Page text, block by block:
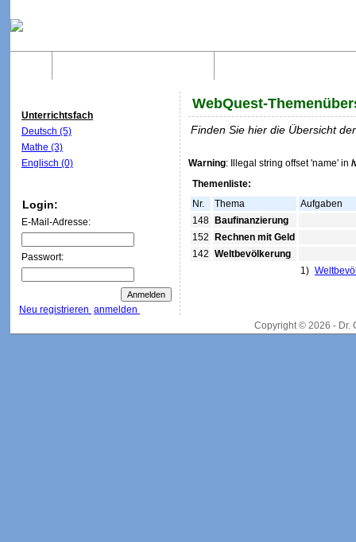
Unterrichtsfach
Deutsch (5)
Mathe (3)
Englisch (0)
Login:
E-Mail-Adresse:
Passwort:
Neu registrieren anmelden
WebQuest-
Finden Sie hier die Übersicht
Warning: Illegal string offset 'name' in /
Themenliste:
Nr.
Thema
Aufgaben
148
Baufinanzierung
152
Rechnen mit Geld
142 Weltbevölkerung
1)
Copyright © 2026 - Dr.